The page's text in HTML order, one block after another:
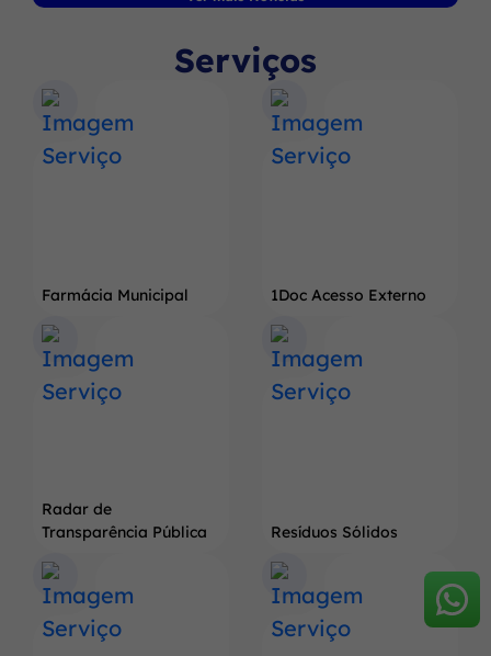
Serviços
Farmácia Municipal 1Doc Acesso Externo
Radar de
Transparência Pública
Resíduos Sólidos